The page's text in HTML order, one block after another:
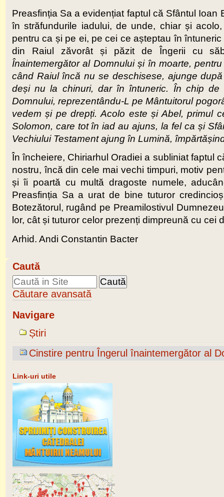
Preasfinția Sa a evidențiat faptul că Sfântul
în străfundurile iadului, de unde, chiar și
pentru ca și pe ei, pe cei ce așteptau în
din Raiul zăvorât și păzit de Îngerii cu
Înaintemergător al Domnului și în moarte,
când Raiul încă nu se deschisese, ajunge
deși nu la chinuri, dar în întuneric. În chip de
Domnului, reprezentându-L pe Mântuitorul
vedem și pe drepți. Acolo este și Abel, primul
Solomon, care tot în iad au ajuns, la fel ca și
Vechiului Testament ajung în Lumină,
În încheiere, Chiriarhul Oradiei a subliniat faptul
nostru, încă din cele mai vechi timpuri, motiv
și îi poartă cu multă dragoste numele,
Preasfinția Sa a urat de bine tuturor
Botezătorul, rugând pe Preamilostivul
lor, cât și tuturor celor prezenți dimpreună cu cei
Arhid. Andi Constantin Bacter
Caută
Căutare avansată
Navigare
Știri
Cinstire pentru Îngerul înaintemergător al
Link-uri utile